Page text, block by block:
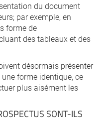
du document
par exemple, en
forme de
des tableaux et des
désormais présenter
forme identique, ce
plus aisément les
SONT-ILS